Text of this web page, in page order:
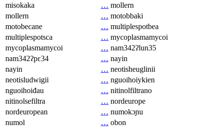
misokaka
… mollern
mollern
… motobbaki
motobecane
… multiplespotbea
multiplespotsca
… mycoplasmamycoi
mycoplasmamycoi
… nam342ʔlun35
nam342ʔpɛ34
… nayin
nayin
… neotisheuglinii
neotisludwigii
… nguoihoiykien
nguoihoiđau
… nitinolfiltrano
nitinolsefiltra
… nordeurope
nordeuropean
… numokɔɲu
numol
… obon